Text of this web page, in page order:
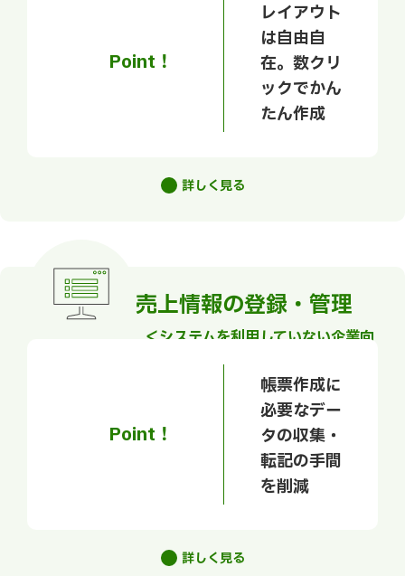
Point！
レイアウト
は自由自
在。数クリ
ックでかん
たん作成
詳しく見る
売上情報の登録・管理
＜システムを利用していない企業向
Point！
帳票作成に
必要なデー
タの収集・
転記の手間
を削減
詳しく見る